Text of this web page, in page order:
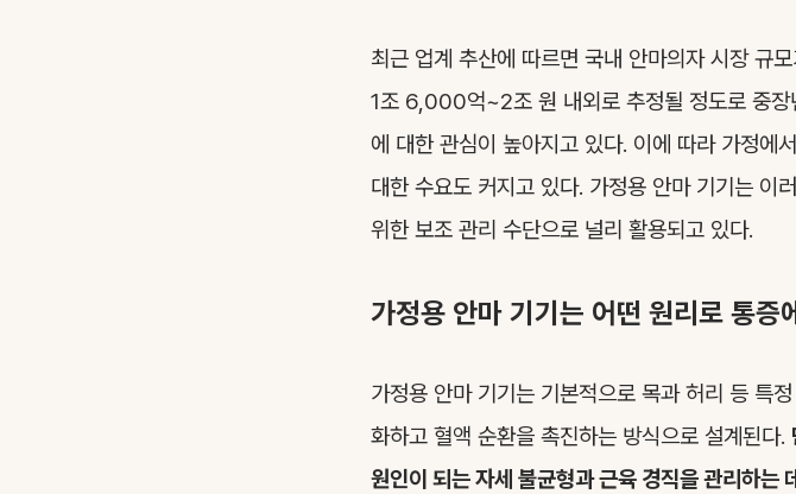
최근 업계 추산에 따르면 국내 안마의자 시장 규
1조 6,000억~2조 원 내외로 추정될 정도로 중장
에 대한 관심이 높아지고 있다. 이에 따라 가정에
대한 수요도 커지고 있다. 가정용 안마 기기는 이
위한 보조 관리 수단으로 널리 활용되고 있다.
가정용 안마 기기는 어떤 원리로 통증
가정용 안마 기기는 기본적으로 목과 허리 등 특
화하고 혈액 순환을 촉진하는 방식으로 설계된다.
원인이 되는 자세 불균형과 근육 경직을 관리하는